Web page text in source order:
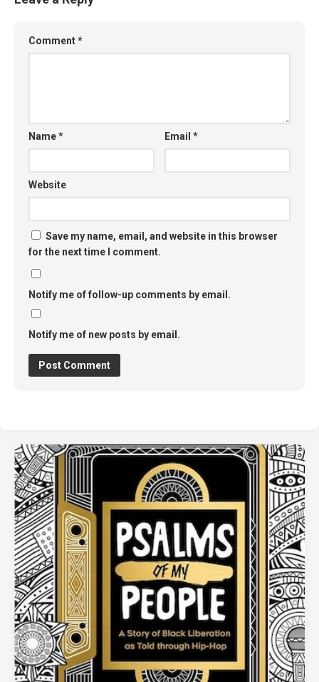
Comment*
Name* Email*
Website
Save my name, email, and website in this browser
for the next time I comment.
Notify me of follow-up comments by email.
Notify me of new posts by email.